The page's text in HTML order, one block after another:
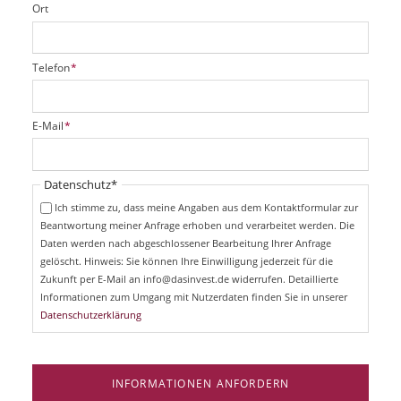
Ort
P
f
i
c
t
f
Telefon*
P
f
i
E-Mail*
Pflichtfeld
Datenschutz*
Ich stimme zu, dass meine Angaben aus dem Kontaktformular zur
Beantwortung meiner Anfrage erhoben und verarbeitet werden. Die
Daten werden nach abgeschlossener Bearbeitung Ihrer Anfrage
gelöscht. Hinweis: Sie können Ihre Einwilligung jederzeit für die
Zukunft per E-Mail an info@dasinvest.de widerrufen. Detaillierte
Informationen zum Umgang mit Nutzerdaten finden Sie in unserer
Datenschutzerklärung
INFORMATIONEN ANFORDERN